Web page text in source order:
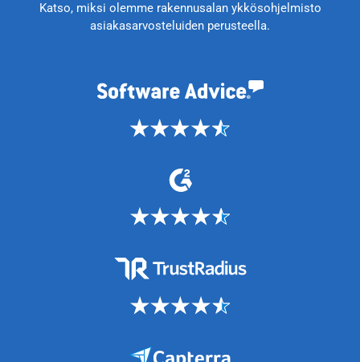
Katso, miksi olemme rakennusalan ykkösohjelmisto
asiakasarvosteluiden perusteella.